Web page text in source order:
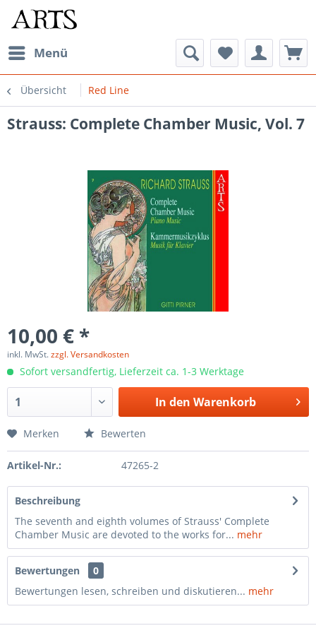
Menü
Übersicht Red Line
Strauss: Complete Chamber Music, Vol. 7
10,00 € *
inkl. MwSt.zzgl. Versandkosten
Sofort versandfertig, Lieferzeit ca. 1-3 Werktage
In den Warenkorb
Merken Bewerten
Artikel-Nr.: 47265-2
Beschreibung
The seventh and eighth volumes of Strauss' Complete
Chamber Music are devoted to the works for... mehr
Bewertungen
0
Bewertungen lesen, schreiben und diskutieren... mehr